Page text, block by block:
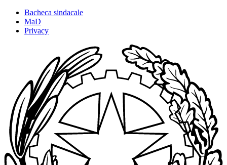
Bacheca sindacale
MaD
Privacy